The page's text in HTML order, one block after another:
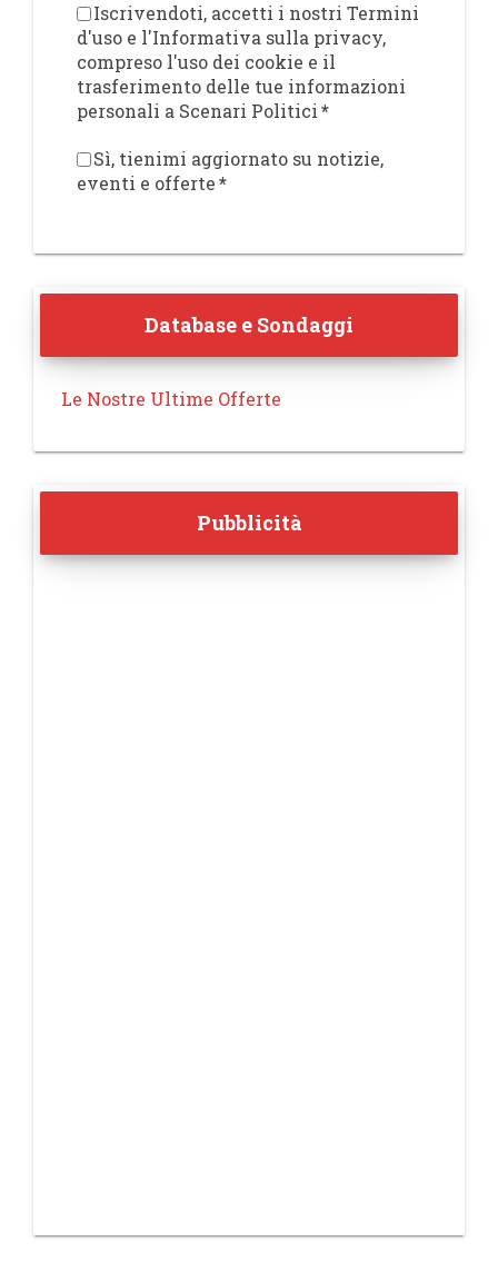
Iscrivendoti, accetti i nostri Termini
d'uso e l'Informativa sulla privacy,
compreso l'uso dei cookie e il
trasferimento delle tue informazioni
personali a Scenari Politici*
Sì, tienimi aggiornato su notizie,
eventi e offerte*
Database e Sondaggi
Le Nostre Ultime Offerte
Pubblicità